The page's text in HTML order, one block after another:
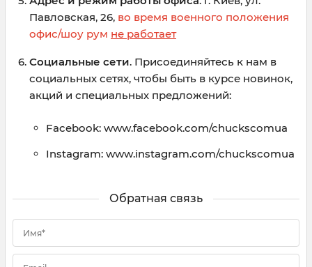
Павловская, 26, во время военного положения
офис/шоу рум не работает
Социальные сети. Присоединяйтесь к нам в
социальных сетях, чтобы быть в курсе новинок,
акций и специальных предложений:
Facebook: www.facebook.com/chuckscomua
Instagram: www.instagram.com/chuckscomua
Обратная связь
Имя*